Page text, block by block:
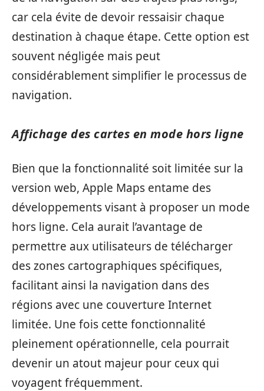
car cela évite de devoir ressaisir chaque
destination à chaque étape. Cette option est
souvent négligée mais peut
considérablement simplifier le processus de
navigation.
Affichage des cartes en mode hors ligne
Bien que la fonctionnalité soit limitée sur la
version web, Apple Maps entame des
développements visant à proposer un mode
hors ligne. Cela aurait l’avantage de
permettre aux utilisateurs de télécharger
des zones cartographiques spécifiques,
facilitant ainsi la navigation dans des
régions avec une couverture Internet
limitée. Une fois cette fonctionnalité
pleinement opérationnelle, cela pourrait
devenir un atout majeur pour ceux qui
voyagent fréquemment.